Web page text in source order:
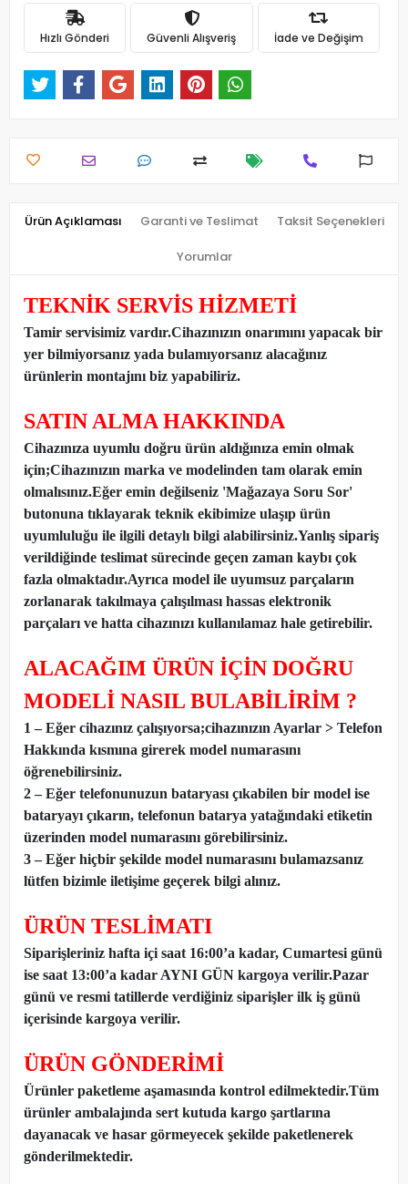
Hızlı Gönderi Güvenli Alışveriş İade ve Değişim
Ürün Açıklaması Garanti ve Teslimat Taksit Seçenekleri
Yorumlar
TEKNİK SERVİS HİZMETİ
Tamir servisimiz vardır.Cihazınızın onarımını yapacak bir
yer bilmiyorsanız yada bulamıyorsanız alacağınız
ürünlerin montajını biz yapabiliriz.
SATIN ALMA HAKKINDA
Cihazınıza uyumlu doğru ürün aldığınıza emin olmak
için;Cihazınızın marka ve modelinden tam olarak emin
olmalısınız.Eğer emin değilseniz 'Mağazaya Soru Sor'
butonuna tıklayarak teknik ekibimize ulaşıp ürün
uyumluluğu ile ilgili detaylı bilgi alabilirsiniz.Yanlış sipariş
verildiğinde teslimat sürecinde geçen zaman kaybı çok
fazla olmaktadır.Ayrıca model ile uyumsuz parçaların
zorlanarak takılmaya çalışılması hassas elektronik
parçaları ve hatta cihazınızı kullanılamaz hale getirebilir.
ALACAĞIM ÜRÜN İÇİN DOĞRU
MODELİ NASIL BULABİLİRİM ?
1 – Eğer cihazınız çalışıyorsa;cihazınızın Ayarlar > Telefon
Hakkında kısmına girerek model numarasını
öğrenebilirsiniz.
2 – Eğer telefonunuzun bataryası çıkabilen bir model ise
bataryayı çıkarın, telefonun batarya yatağındaki etiketin
üzerinden model numarasını görebilirsiniz.
3 – Eğer hiçbir şekilde model numarasını bulamazsanız
lütfen bizimle iletişime geçerek bilgi alınız.
ÜRÜN TESLİMATI
Siparişleriniz hafta içi saat 16:00’a kadar, Cumartesi günü
ise saat 13:00’a kadar AYNI GÜN kargoya verilir.Pazar
günü ve resmi tatillerde verdiğiniz siparişler ilk iş günü
içerisinde kargoya verilir.
ÜRÜN GÖNDERİMİ
Ürünler paketleme aşamasında kontrol edilmektedir.Tüm
ürünler ambalajında sert kutuda kargo şartlarına
dayanacak ve hasar görmeyecek şekilde paketlenerek
gönderilmektedir.